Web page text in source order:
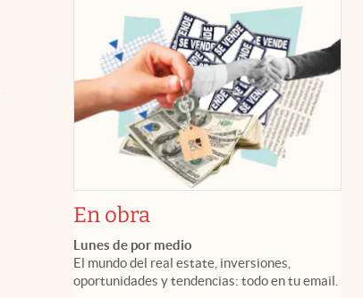
En obra
Lunes de por medio
El mundo del real estate, inversiones,
oportunidades y tendencias: todo en tu email.